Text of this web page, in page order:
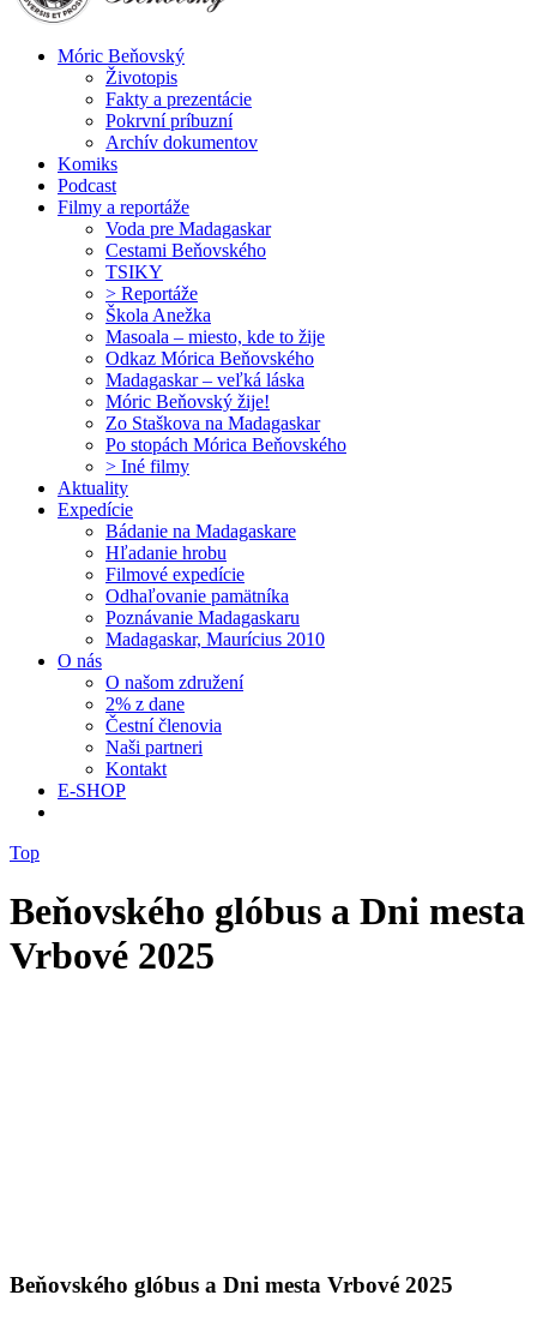
Móric Beňovský
Životopis
Fakty a prezentácie
Pokrvní príbuzní
Archív dokumentov
Komiks
Podcast
Filmy a reportáže
Voda pre Madagaskar
Cestami Beňovského
TSIKY
> Reportáže
Škola Anežka
Masoala – miesto, kde to žije
Odkaz Mórica Beňovského
Madagaskar – veľká láska
Móric Beňovský žije!
Zo Staškova na Madagaskar
Po stopách Mórica Beňovského
> Iné filmy
Aktuality
Expedície
Bádanie na Madagaskare
Hľadanie hrobu
Filmové expedície
Odhaľovanie pamätníka
Poznávanie Madagaskaru
Madagaskar, Maurícius 2010
O nás
O našom združení
2% z dane
Čestní členovia
Naši partneri
Kontakt
E-SHOP
Top
Beňovského glóbus a Dni mesta
Vrbové 2025
Beňovského glóbus a Dni mesta Vrbové 2025